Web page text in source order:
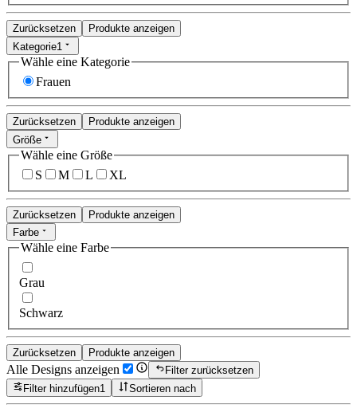
Zurücksetzen
Produkte anzeigen
Kategorie1
Wähle eine Kategorie
Frauen
Zurücksetzen
Produkte anzeigen
Größe
Wähle eine Größe
S
M L XL
Zurücksetzen
Produkte anzeigen
Farbe
Wähle eine Farbe
Grau
Schwarz
Zurücksetzen Produkte anzeigen
Alle Designs anzeigen
Filter zurücksetzen
Filter hinzufügen1 Sortieren nach